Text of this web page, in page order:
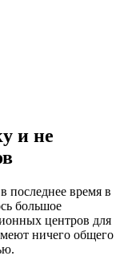
и не
последнее время в
большое
центров для
ничего общего